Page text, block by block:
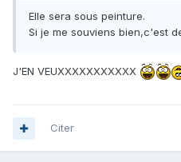
Elle sera sous peinture.
Si je me souviens bien,c'est
J'EN VEUXXXXXXXXXXX
Citer